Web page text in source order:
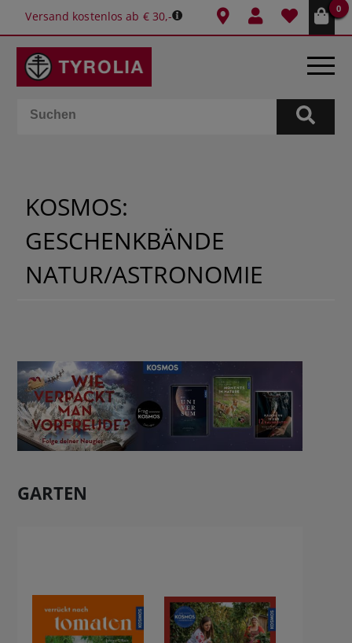
Versand kostenlos ab € 30,-
0
BÜCHER
SPIELE
KALENDER
BUCHTIPPS
KOSMOS:
GESCHENKBÄNDE
NATUR/ASTRONOMIE
GARTEN